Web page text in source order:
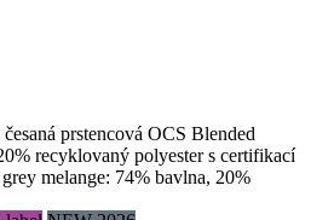
prstencová OCS Blended
recyklovaný polyester s certifikací
melange: 74% bavlna, 20%